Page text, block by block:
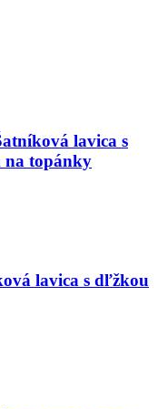
lavica s
na topánky
lavica s dľžkou